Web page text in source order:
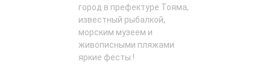
город в префектуре Тояма,
известный рыбалкой,
морским музеем и
живописными пляжами
яркие фесты.!